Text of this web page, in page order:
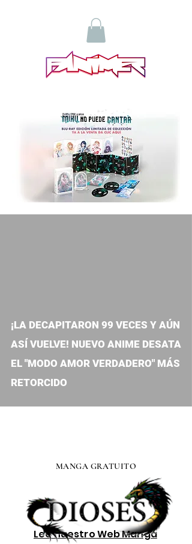
¡LA DECAPITARON 99 VECES Y AÚN
ASÍ VUELVE! NUEVO ANIME DESATA
EL "MODO AMOR VERDADERO" MÁS
RETORCIDO
Lee nuestroWeb Manga
MANGA GRATUITO